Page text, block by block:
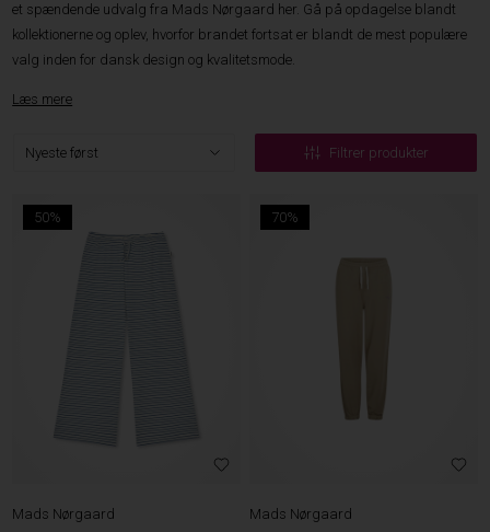
et spændende udvalg fra Mads Nørgaard her. Gå på opdagelse blandt
kollektionerne og oplev, hvorfor brandet fortsat er blandt de mest populære
valg inden for dansk design og kvalitetsmode.
Læs mere
Filtrer produkter
50%
Mads Nørgaard
70%
Mads Nørgaard